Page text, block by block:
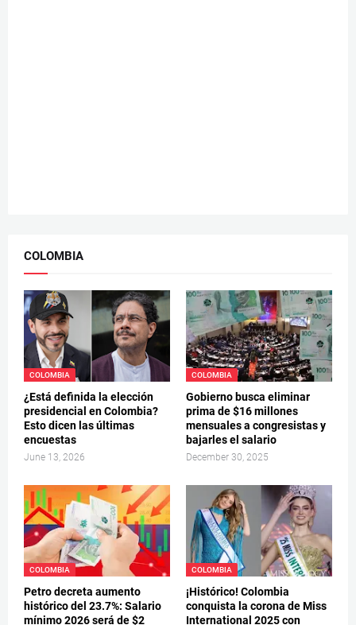
COLOMBIA
COLOMBIA
¿Está definida la elección
presidencial en Colombia?
Esto dicen las últimas
encuestas
June 13, 2026
COLOMBIA
Gobierno busca eliminar
prima de $16 millones
mensuales a congresistas y
bajarles el salario
December 30, 2025
COLOMBIA
Petro decreta aumento
histórico del 23.7%: Salario
mínimo 2026 será de $2
COLOMBIA
¡Histórico! Colombia
conquista la corona de Miss
International 2025 con